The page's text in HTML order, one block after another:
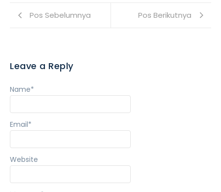
Pos Sebelumnya Pos Berikutnya
Leave a Reply
Name*
Email*
Website